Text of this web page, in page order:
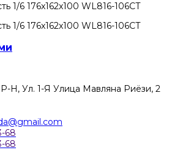
Н, Ул. 1-Я Улица Мавляна Риёзи, 2
68
68